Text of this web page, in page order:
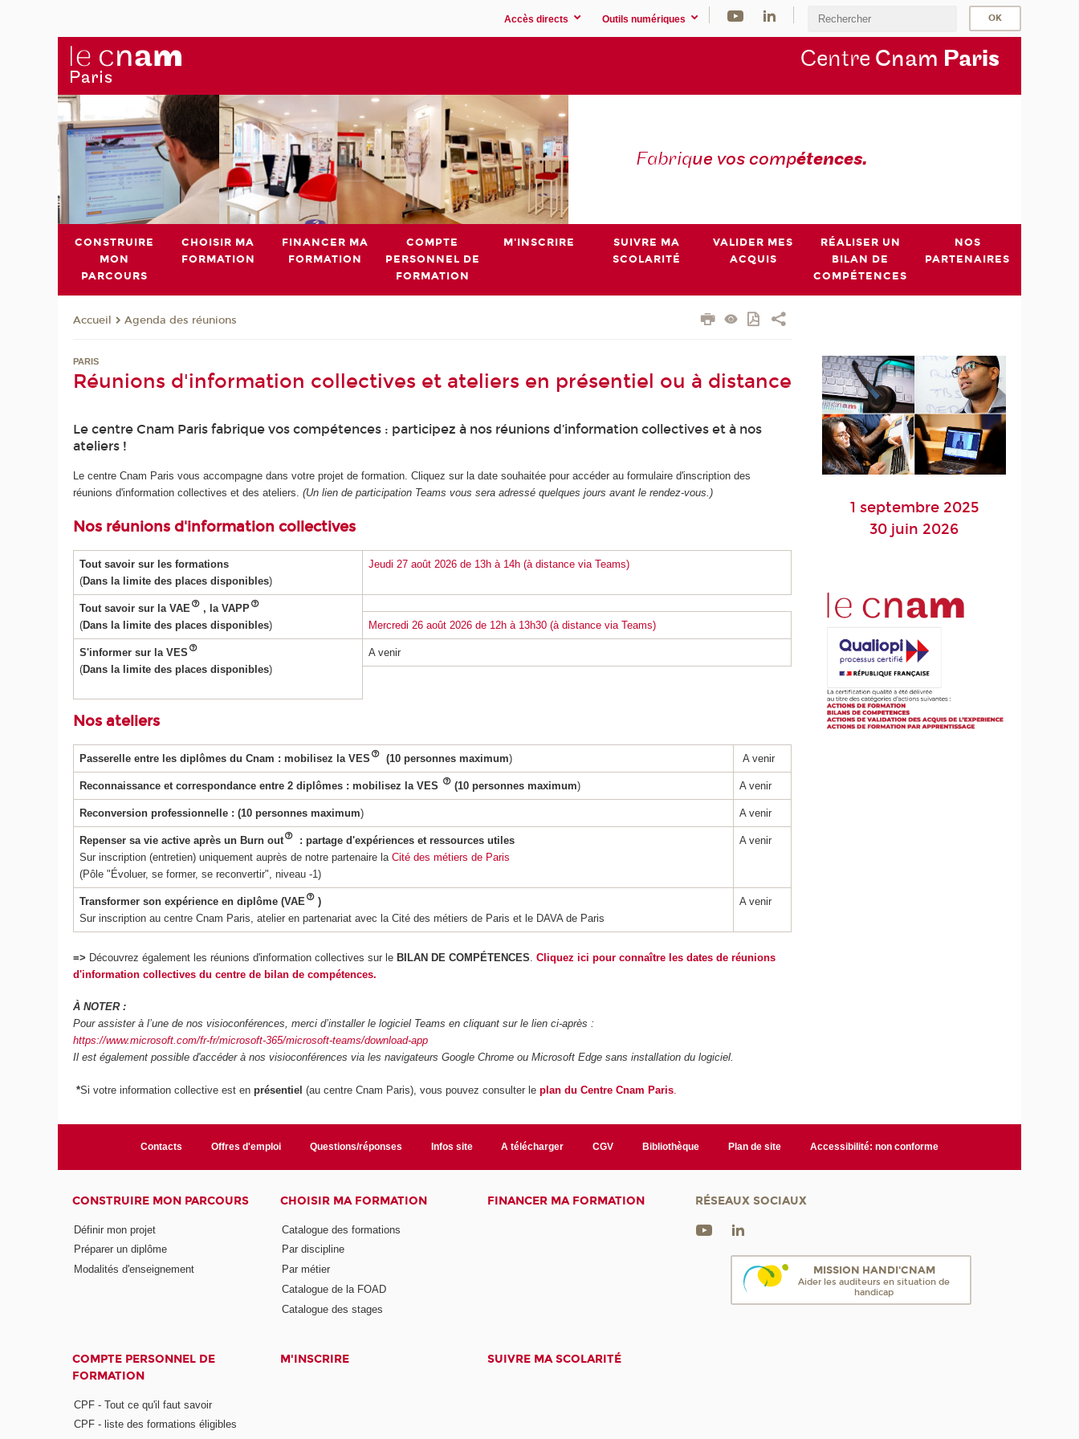
Accès directs Outils numériques
Centre Cnam Paris
Fabrique vos compétences.
CONSTRUIRE
MON
PARCOURS
CHOISIR MA
FORMATION
FINANCER MA
FORMATION
COMPTE
PERSONNEL DE
FORMATION
M'INSCRIRE
SUIVRE MA
SCOLARITÉ
VALIDER MES
ACQUIS
RÉALISER UN
BILAN DE
COMPÉTENCES
NOS
PARTENAIRES
Accueil Agenda des réunions
PARIS
Réunions d'information collectives et ateliers en présentiel ou à distance
Le centre Cnam Paris fabrique vos compétences : participez à nos réunions d’information collectives et à nos
ateliers !
Le centre Cnam Paris vous accompagne dans votre projet de formation. Cliquez sur la date souhaitée pour accéder au formulaire d'inscription des
réunions d'information collectives et des ateliers. (Un lien de participation Teams vous sera adressé quelques jours avant le rendez-vous.)
Nos réunions d'information collectives
Tout savoir sur les formations
(Dans la limite des places disponibles)
Jeudi 27 août 2026 de 13h à 14h (à distance via Teams)
Tout savoir sur la VAE
, la VAPP
(Dans la limite des places disponibles) Mercredi 26 août 2026 de 12h à 13h30 (à distance via Teams)
S'informer sur la VES
(Dans la limite des places disponibles)
A venir
Nos ateliers
Passerelle entre les diplômes du Cnam : mobilisez la VES (10 personnes maximum) A venir
Reconnaissance et correspondance entre 2 diplômes : mobilisez la VES (10 personnes maximum) A venir
Reconversion professionnelle : (10 personnes maximum) A venir
Repenser sa vie active après un Burn out
: partage d'expériences et ressources utiles
Sur inscription (entretien) uniquement auprès de notre partenaire la Cité des métiers de Paris
(Pôle "Évoluer, se former, se reconvertir", niveau -1)
A venir
Transformer son expérience en diplôme (VAE
)
Sur inscription au centre Cnam Paris, atelier en partenariat avec la Cité des métiers de Paris et le DAVA de Paris
A venir
=> Découvrez également les réunions d'information collectives sur leBILAN DE COMPÉTENCES .Cliquez ici pour connaître les dates de réunions
d'information collectives du centre de bilan de compétences.
À NOTER :
Pour assister à l’une de nos visioconférences, merci d’installer le logiciel Teams en cliquant sur le lien ci-après :
https://www.microsoft.com/fr-fr/microsoft-365/microsoft-teams/download-app
Il est également possible d'accéder à nos visioconférences via les navigateurs Google Chrome ou Microsoft Edge sans installation du logiciel.
*Si votre information collective est enprésentiel (au centre Cnam Paris), vous pouvez consulter le plan du Centre Cnam Paris
1 septembre 2025
30 juin 2026
Contacts Offres d'emploi Questions/réponses Infos site A télécharger CGV Bibliothèque Plan de site Accessibilité: non conforme
CONSTRUIRE MON PARCOURS
Définir mon projet
Préparer un diplôme
Modalités d'enseignement
CHOISIR MA FORMATION
Catalogue des formations
Par discipline
Par métier
Catalogue de la FOAD
Catalogue des stages
FINANCER MA FORMATION
COMPTE PERSONNEL DE
FORMATION
CPF - Tout ce qu'il faut savoir
CPF - liste des formations éligibles
M'INSCRIRE SUIVRE MA SCOLARITÉ
RÉSEAUX SOCIAUX
MISSION HANDI'CNAM
Aider les auditeurs en situation de
handicap